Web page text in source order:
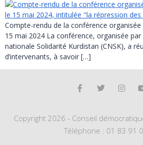
Compte-rendu de la conférence organisée
15 mai 2024 La conférence, organisée
nationale Solidarité Kurdistan (CNSK), a
d’intervenants, à savoir […]
Copyright 2026 - Conseil
Téléphone : 01 83 91